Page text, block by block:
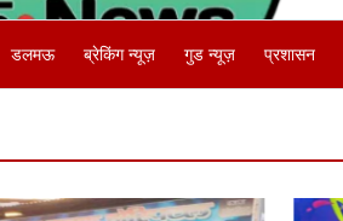
डलमऊ ब्रेकिंग न्यूज़ गुड न्यूज़ प्रशासन